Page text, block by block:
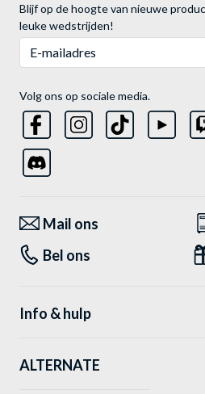
Blijf op de hoogte van nieuwe
leuke wedstrijden!
Volg ons op sociale media.
Mail ons
Bel ons
Info & hulp
ALTERNATE